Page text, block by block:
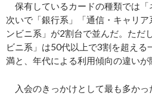
保有しているカードの種類では「
次いで「銀行系」「通信・キャリ
ンビニ系」が2割台で並んだ。ただ
ビニ系」は50代以上で3割を超える
満と、年代による利用傾向の違いが
入会のきっかけとして最も多かっ